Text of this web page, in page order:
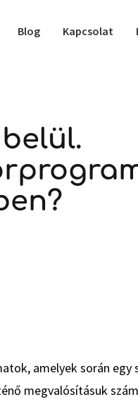
Blog Kapcsolat
amelyek során egy
megvalósításuk